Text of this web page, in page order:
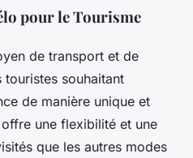
pour le Tourisme
de transport et de
souhaitant
de manière unique et
une flexibilité et une
que les autres modes